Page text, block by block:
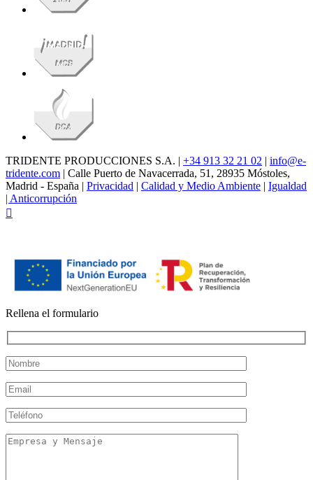
TRIDENTE PRODUCCIONES S.A. | +34 913 32 21 02 | info@e-
tridente.com | Calle Puerto de Navacerrada, 51, 28935 Móstoles,
Madrid - España | Privacidad | Calidad y Medio Ambiente | Igualdad
| Anticorrupción
Rellena el formulario